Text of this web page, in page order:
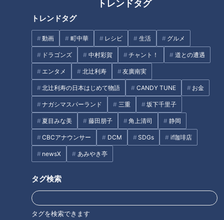
トレンドタグ
トレンドタグ
動画 町中華 レシピ 生活 グルメ
ドラゴンズ 中村彩賀 チャント！ 道との遭遇
エンタメ 北辻利寿 友廣南実
北辻利寿の日本はじめて物語 CANDY TUNE お金
ナガシマスパーランド 三重 坂下千里子
夏目みな美 藤田朋子 角上清司 静岡
CBCアナウンサー DCM SDGs if珈琲店
newsX あみやき亭
タグ検索
タグを検索できます
「もうサイコロ見たくない…」
まさかの3連続かぶり！？イレ
ギュラーな展開で年下男子×年
上グラドル距離は縮まる？
“岡田かつ丼（両目）”とは？
ナンバーワンの男がオンリーワ
ンを食す！『愛知県知多市』の
旅
ラ男卒業なるか？登山ロケで恋